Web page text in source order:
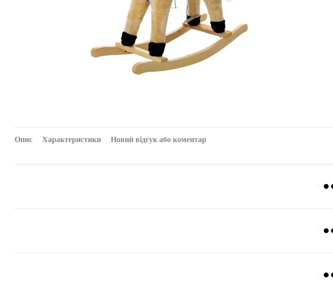
Опис Характеристики Новий відгук або коментар